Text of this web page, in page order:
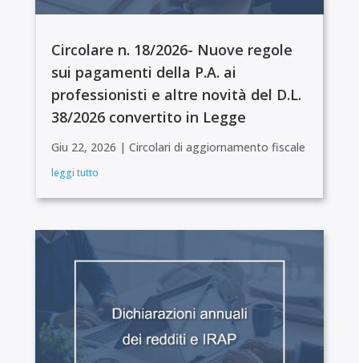
Circolare n. 18/2026- Nuove regole
sui pagamenti della P.A. ai
professionisti e altre novità del D.L.
38/2026 convertito in Legge
Giu 22, 2026 | Circolari di aggiornamento fiscale
leggi tutto